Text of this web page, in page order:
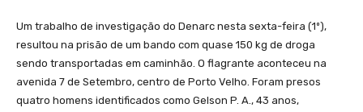
Um trabalho de investigação do Denarc nesta sexta-feira (1º),
resultou na prisão de um bando com quase 150 kg de droga
sendo transportadas em caminhão. O flagrante aconteceu na
avenida 7 de Setembro, centro de Porto Velho. Foram presos
quatro homens identificados como Gelson P. A., 43 anos,